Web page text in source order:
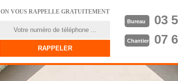
ON VOUS RAPPELLE GRATUITEMENT
Bureau 03
Chantier 07